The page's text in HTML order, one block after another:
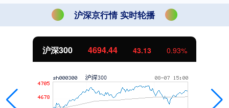
沪深京行情 实时轮播
沪深300 4694.44 43.13 0.93%